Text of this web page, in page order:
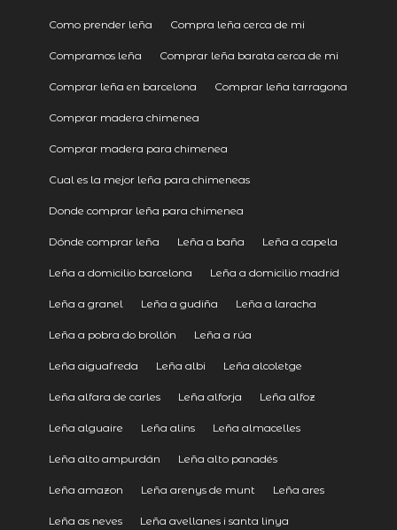
Como prender leña Compra leña cerca de mi
Compramos leña Comprar leña barata cerca de mi
Comprar leña en barcelona Comprar leña tarragona
Comprar madera chimenea
Comprar madera para chimenea
Cual es la mejor leña para chimeneas
Donde comprar leña para chimenea
Dónde comprar leña Leña a baña Leña a capela
Leña a domicilio barcelona Leña a domicilio madrid
Leña a granel Leña a gudiña Leña a laracha
Leña a pobra do brollón Leña a rúa
Leña aiguafreda Leña albi Leña alcoletge
Leña alfara de carles Leña alforja Leña alfoz
Leña alguaire Leña alins Leña almacelles
Leña alto ampurdán Leña alto panadés
Leña amazon Leña arenys de munt Leña ares
Leña as neves Leña avellanes i santa linya